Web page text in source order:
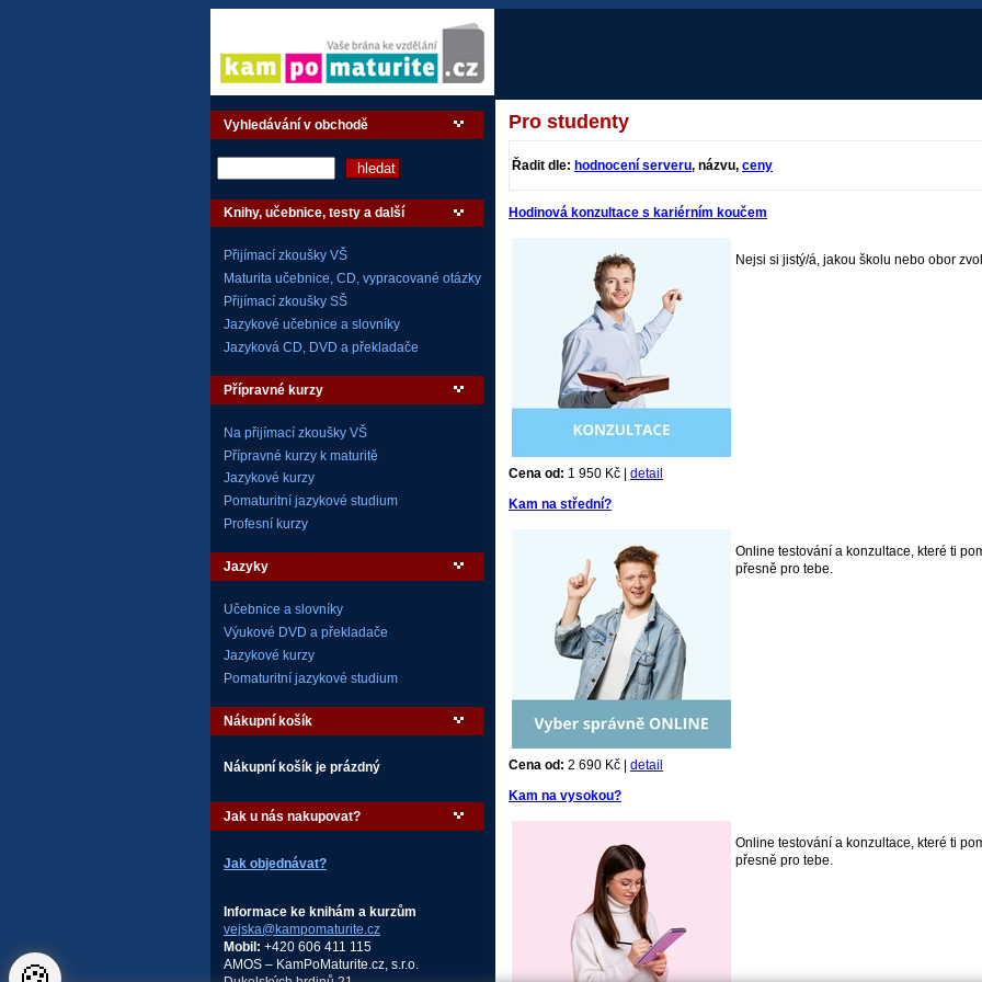
Vyhledávání v obchodě
Knihy, učebnice, testy a další
Přijímací zkoušky VŠ
Maturita učebnice, CD, vypracované otázky
Přijímací zkoušky SŠ
Jazykové učebnice a slovníky
Jazyková CD, DVD a překladače
Přípravné kurzy
Na přijímací zkoušky VŠ
Přípravné kurzy k maturitě
Jazykové kurzy
Pomaturitní jazykové studium
Profesní kurzy
Jazyky
Učebnice a slovníky
Výukové DVD a překladače
Jazykové kurzy
Pomaturitní jazykové studium
Nákupní košík
Nákupní košík je prázdný
Jak u nás nakupovat?
Jak objednávat?
Informace ke knihám a kurzům
vejska@kampomaturite.cz
Mobil: +420 606 411 115
AMOS – KamPoMaturite.cz, s.r.o.
Pro studenty
Řadit dle: hodnocení serveru, názvu, ceny
Hodinová konzultace s kariérním koučem
Nejsi si jistý/á, jakou školu nebo obor
Cena od: 1 950 Kč | detail
Kam na střední?
Online testování a konzultace, které ti
přesně pro tebe.
Cena od: 2 690 Kč | detail
Kam na vysokou?
Online testování a konzultace, které ti
přesně pro tebe.